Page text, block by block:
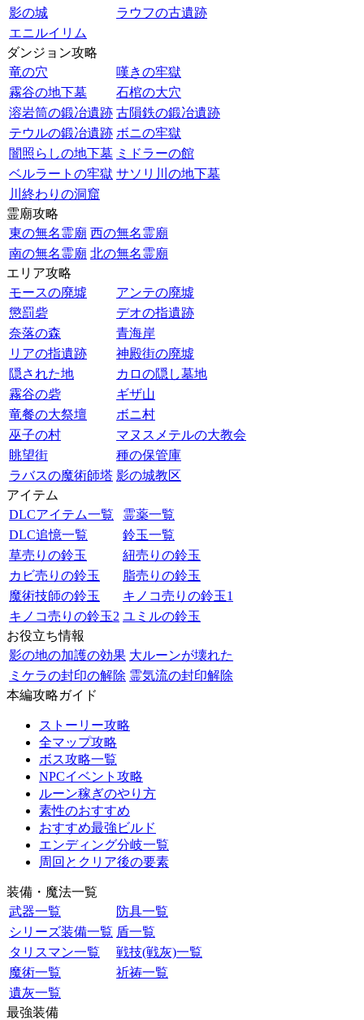
影の城
ラウフの古遺跡
エニルイリム
ダンジョン攻略
竜の穴
嘆きの牢獄
霧谷の地下墓
石棺の大穴
溶岩筒の鍛冶遺跡 古隕鉄の鍛冶遺跡
テウルの鍛冶遺跡 ボニの牢獄
闇照らしの地下墓 ミドラーの館
ベルラートの牢獄 サソリ川の地下墓
川終わりの洞窟
霊廟攻略
東の無名霊廟 西の無名霊廟
南の無名霊廟 北の無名霊廟
エリア攻略
モースの廃墟
アンテの廃墟
懲罰砦
デオの指遺跡
奈落の森
青海岸
リアの指遺跡
神殿街の廃墟
隠された地
カロの隠し墓地
霧谷の砦
ギザ山
竜餐の大祭壇
ボニ村
巫子の村
マヌスメテルの大教会
眺望街
種の保管庫
ラバスの魔術師塔 影の城教区
アイテム
DLCアイテム一覧
霊薬一覧
DLC追憶一覧
鈴玉一覧
草売りの鈴玉
紐売りの鈴玉
カビ売りの鈴玉
脂売りの鈴玉
魔術技師の鈴玉
キノコ売りの鈴玉1
キノコ売りの鈴玉2 ユミルの鈴玉
お役立ち情報
影の地の加護の効果 大ルーンが壊れた
ミケラの封印の解除 霊気流の封印解除
本編攻略ガイド
ストーリー攻略
全マップ攻略
ボス攻略一覧
NPCイベント攻略
ルーン稼ぎのやり方
素性のおすすめ
おすすめ最強ビルド
エンディング分岐一覧
周回とクリア後の要素
装備・魔法一覧
武器一覧
防具一覧
シリーズ装備一覧 盾一覧
タリスマン一覧
戦技(戦灰)一覧
魔術一覧
祈祷一覧
遺灰一覧
最強装備